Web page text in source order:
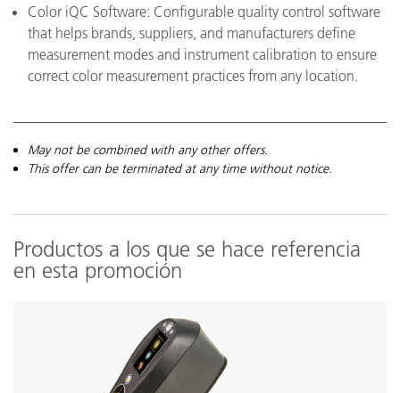
Color iQC Software: Configurable quality control software
that helps brands, suppliers, and manufacturers define
measurement modes and instrument calibration to ensure
correct color measurement practices from any location.
May not be combined with any other offers.
This offer can be terminated at any time without notice.
Productos a los que se hace referencia
en esta promoción